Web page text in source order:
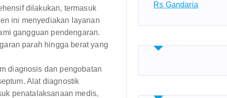
dilakukan, termasuk
ini menyediakan layanan
gangguan pendengaran.
parah hingga berat yang
diagnosis dan pengobatan
Alat diagnostik
penatalaksanaan medis,
Rs Gandaria